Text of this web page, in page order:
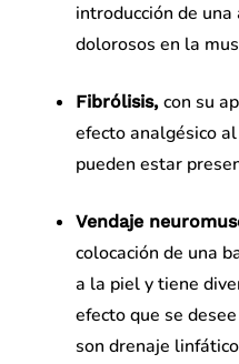
introducción de
dolorosos en la
Fibrólisis, con su
efecto analgésico
pueden estar
Vendaje
colocación de una
a la piel y tiene
efecto que se
son drenaje